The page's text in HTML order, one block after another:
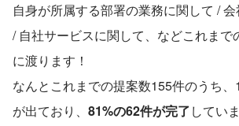
自身が所属する部署の業務に関して /
/ 自社サービスに関して、などこれまで
に渡ります！
なんとこれまでの提案数155件のうち
が出ており、 81%の62件が完了してい